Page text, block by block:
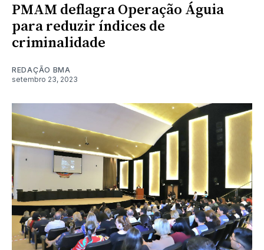
PMAM deflagra Operação Águia
para reduzir índices de
criminalidade
REDAÇÃO BMA
setembro 23, 2023